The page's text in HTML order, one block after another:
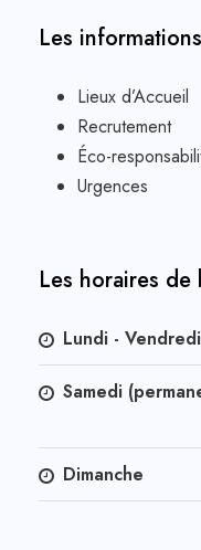
Les
Lieux d’Accueil
Recrutement
Éco-
Urgences
Les horaires
Lundi - Vendredi
Samedi
Dimanche